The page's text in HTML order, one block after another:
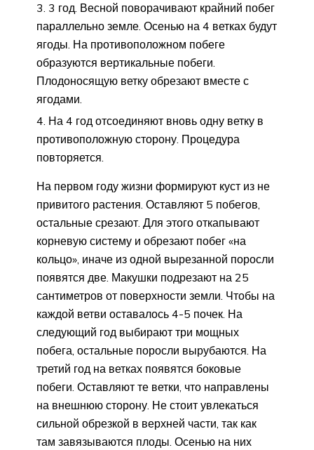
3 год. Весной поворачивают крайний побег
параллельно земле. Осенью на 4 ветках будут
ягоды. На противоположном побеге
образуются вертикальные побеги.
Плодоносящую ветку обрезают вместе с
ягодами.
На 4 год отсоединяют вновь одну ветку в
противоположную сторону. Процедура
повторяется.
На первом году жизни формируют куст из не
привитого растения. Оставляют 5 побегов,
остальные срезают. Для этого откапывают
корневую систему и обрезают побег «на
кольцо», иначе из одной вырезанной поросли
появятся две. Макушки подрезают на 25
сантиметров от поверхности земли. Чтобы на
каждой ветви оставалось 4-5 почек. На
следующий год выбирают три мощных
побега, остальные поросли вырубаются. На
третий год на ветках появятся боковые
побеги. Оставляют те ветки, что направлены
на внешнюю сторону. Не стоит увлекаться
сильной обрезкой в верхней части, так как
там завязываются плоды. Осенью на них